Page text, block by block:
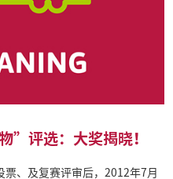
”评选：大奖揭晓！
、及复赛评审后，2012年7月